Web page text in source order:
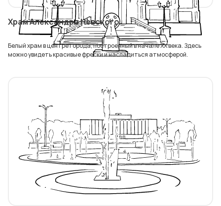
Храм Александра Невского
Белый храм в центре города, построенный в начале XX века. Здесь
можно увидеть красивые фрески и насладиться атмосферой.